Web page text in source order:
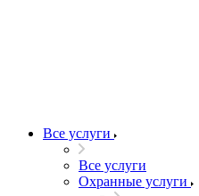
Все услуги
Все услуги
Охранные услуги